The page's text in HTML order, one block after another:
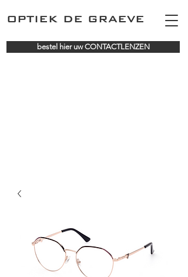
OPTIEK DE GRAEVE
bestel hier uw CONTACTLENZEN